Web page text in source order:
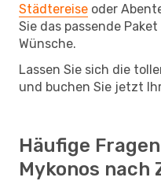
Städtereise oder
Sie das passende
Wünsche.
Lassen Sie sich die
und buchen Sie jetzt
Häufige
Mykonos nach